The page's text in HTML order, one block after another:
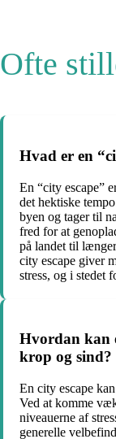
Ofte
Hvad er en
En “city escape”
det hektiske
byen og tager til
fred for at
på landet til
city escape giver
stress, og i stedet
Hvordan kan
krop og sind?
En city escape
Ved at komme
niveauerne af
generelle